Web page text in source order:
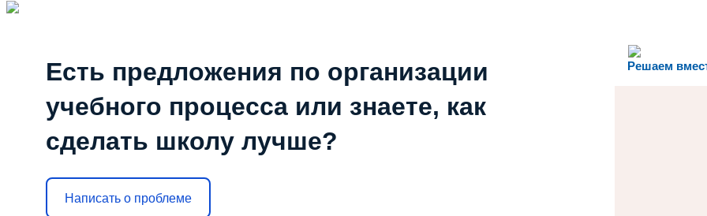
Решаем
Есть предложения по организации
учебного процесса или знаете, как
сделать школу лучше?
Написать о проблеме